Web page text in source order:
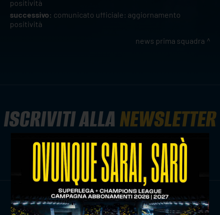
positività
successivo: comunicato ufficiale: aggiornamento
positività
news prima squadra
ISCRIVITI ALLANEWSLETTER
ISCRIVITI ORA